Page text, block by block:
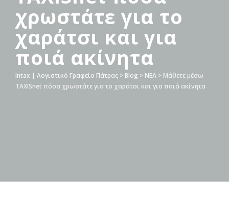
χρωστάτε για το
χαράτσι και για
ποιά ακίνητα
Intax | Λογιστικό Γραφείο Πάτρας > Blog > ΝΕΑ > Mάθετε μέσω
TAXISnet πόσα χρωστάτε για το χαράτσι και για ποιά ακίνητα